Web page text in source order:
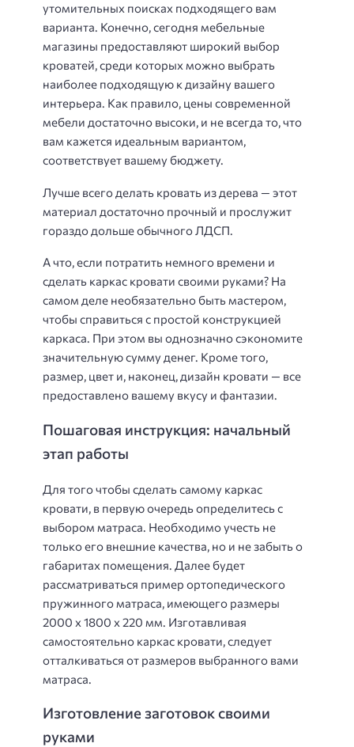
утомительных поисках подходящего вам
варианта. Конечно, сегодня мебельные
магазины предоставляют широкий выбор
кроватей, среди которых можно выбрать
наиболее подходящую к дизайну вашего
интерьера. Как правило, цены современной
мебели достаточно высоки, и не всегда то, что
вам кажется идеальным вариантом,
соответствует вашему бюджету.
Лучше всего делать кровать из дерева — этот
материал достаточно прочный и прослужит
гораздо дольше обычного ЛДСП.
А что, если потратить немного времени и
сделать каркас кровати своими руками? На
самом деле необязательно быть мастером,
чтобы справиться с простой конструкцией
каркаса. При этом вы однозначно сэкономите
значительную сумму денег. Кроме того,
размер, цвет и, наконец, дизайн кровати — все
предоставлено вашему вкусу и фантазии.
Пошаговая инструкция: начальный
этап работы
Для того чтобы сделать самому каркас
кровати, в первую очередь определитесь с
выбором матраса. Необходимо учесть не
только его внешние качества, но и не забыть о
габаритах помещения. Далее будет
рассматриваться пример ортопедического
пружинного матраса, имеющего размеры
2000 x 1800 x 220 мм. Изготавливая
самостоятельно каркас кровати, следует
отталкиваться от размеров выбранного вами
матраса.
Изготовление заготовок своими
руками